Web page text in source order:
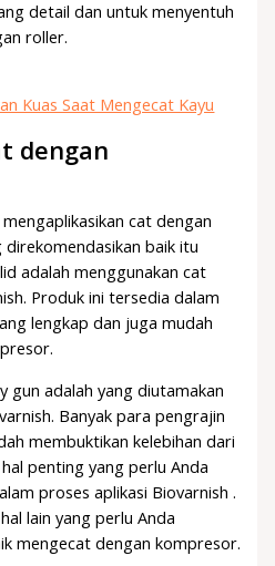
detail dan untuk menyentuh
roller.
Kuas Saat Mengecat Kayu
dengan
cat dengan
baik itu
adalah menggunakan cat
Produk ini tersedia dalam
lengkap dan juga mudah
gun adalah yang diutamakan
Banyak para pengrajin
membuktikan kelebihan dari
penting yang perlu Anda
proses aplikasi Biovarnish .
lain yang perlu Anda
mengecat dengan kompresor.